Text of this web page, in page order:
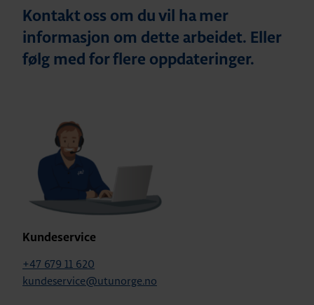
Kontakt oss om du vil ha mer
informasjon om dette arbeidet. Eller
følg med for flere oppdateringer.
Kundeservice
+47 679 11 620
kundeservice@utunorge.no